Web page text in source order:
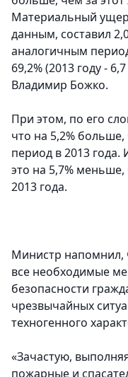
Материальный
данным, составил
аналогичным
69,2% (2013 году -
Владимир Божко.
При этом, по его
что на 5,2%
период в 2013 года.
это на 5,7%
2013 года.
Министр напомнил,
все необходимые
безопасности
чрезвычайных
техногенного
«Зачастую,
пожарные и